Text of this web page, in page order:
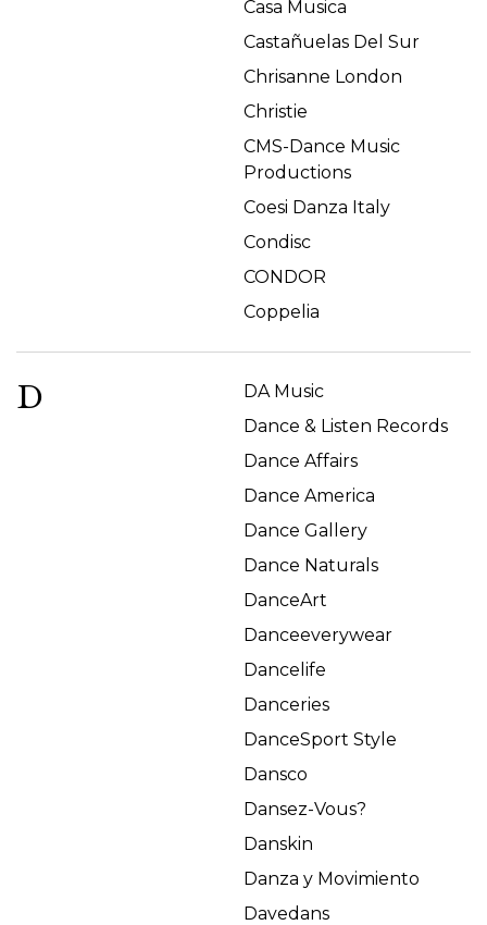
Casa Musica
Castañuelas Del Sur
Chrisanne London
Christie
CMS-Dance Music
Productions
Coesi Danza Italy
Condisc
CONDOR
Coppelia
D
DA Music
Dance & Listen Records
Dance Affairs
Dance America
Dance Gallery
Dance Naturals
DanceArt
Danceeverywear
Dancelife
Danceries
DanceSport Style
Dansco
Dansez-Vous?
Danskin
Danza y Movimiento
Davedans